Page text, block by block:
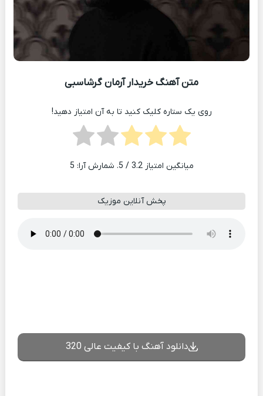
متن آهنگ خریدار آرمان گرشاسبی
روی یک ستاره کلیک کنید تا به آن امتیاز دهید!
میانگین امتیاز3.2 / 5. شمارش آرا: 5
پخش آنلاین موزیک
دانلود آهنگ با کیفیت عالی 320